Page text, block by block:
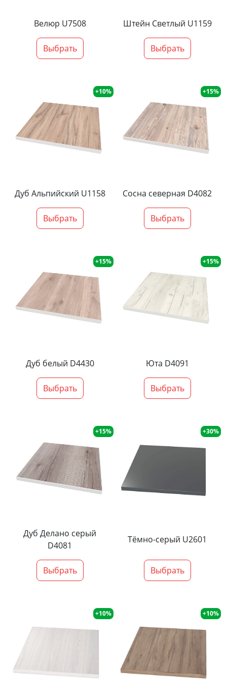
Велюр U7508
Выбрать
Штейн Светлый U1159
Выбрать
+10%
Дуб Альпийский U1158
Выбрать
+15%
Сосна северная D4082
Выбрать
+15%
Дуб белый D4430
Выбрать
+15%
Юта D4091
Выбрать
+15%
Дуб Делано серый
D4081
Выбрать
+30%
Тёмно-серый U2601
Выбрать
+10% +10%